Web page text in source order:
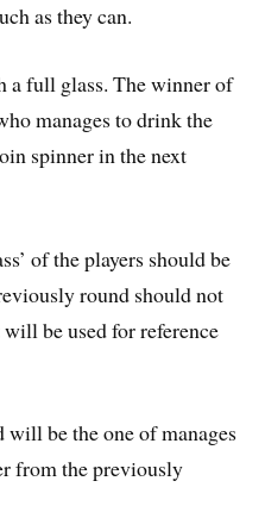
as they can.
a full glass. The winner of
manages to drink the
spinner in the next
of the players should be
round should not
be used for reference
be the one of manages
from the previously